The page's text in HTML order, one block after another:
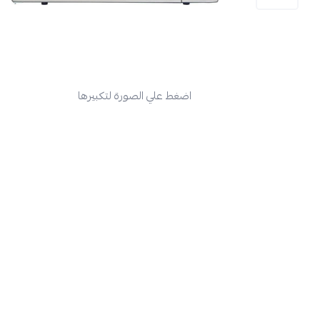
اضغط علي الصورة لتكبيرها